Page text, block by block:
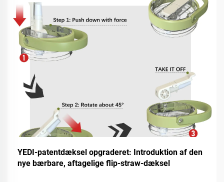
YEDI-patentdæksel opgraderet: Introduktion af den
nye bærbare, aftagelige flip-straw-dæksel